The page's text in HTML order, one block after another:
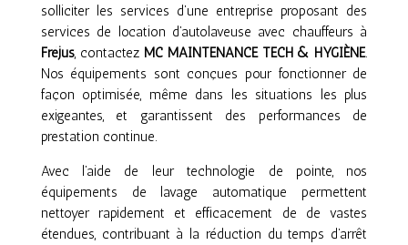
solliciter les services d’une entreprise proposant des
services de location d’autolaveuse avec chauffeurs à
Fréjus, contactez MC MAINTENANCE TECH & HYGIÈNE.
Nos équipements sont conçues pour fonctionner de
façon optimisée, même dans les situations les plus
exigeantes, et garantissent des performances de
prestation continue.
Avec l’aide de leur technologie de pointe, nos
équipements de lavage automatique permettent
nettoyer rapidement et efficacement de de vastes
étendues, contribuant à la réduction du temps d’arrêt